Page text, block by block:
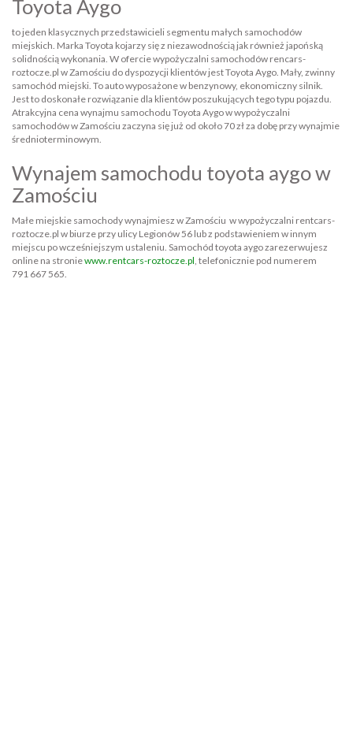
Toyota Aygo
to jeden klasycznych przedstawicieli segmentu małych samochodów
miejskich. Marka Toyota kojarzy się z niezawodnością jak również japońską
solidnością wykonania. W ofercie wypożyczalni samochodów rencars-
roztocze.pl w Zamościu do dyspozycji klientów jest Toyota Aygo. Mały, zwinny
samochód miejski. To auto wyposażone w benzynowy, ekonomiczny silnik.
Jest to doskonałe rozwiązanie dla klientów poszukujących tego typu pojazdu.
Atrakcyjna cena wynajmu samochodu Toyota Aygo w wypożyczalni
samochodów w Zamościu zaczyna się już od około 70 zł za dobę przy wynajmie
średnioterminowym.
Wynajem samochodu toyota aygo w
Zamościu
Małe miejskie samochody wynajmiesz w Zamościu w wypożyczalni rentcars-
roztocze.pl w biurze przy ulicy Legionów 56 lub z podstawieniem w innym
miejscu po wcześniejszym ustaleniu. Samochód toyota aygo zarezerwujesz
online na stroniewww.rentcars-roztocze.pl, telefonicznie pod numerem
791 667 565.